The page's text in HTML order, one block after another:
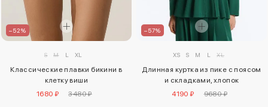
–52%
S M L XL
Классические плавки бикини в
клетку виши
1680 ₽
3480 ₽
–57%
XS S M L XL
Длинная куртка из пике с поясом
и складками, хлопок
4190 ₽
9680 ₽